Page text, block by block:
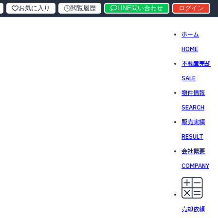
ホーム
HOME
不動産売却
SALE
物件情報
SEARCH
販売実績
RESULT
会社概要
COMPANY
売却依頼
お気に入り 閲覧履歴 LINE問い合わせ ログイン